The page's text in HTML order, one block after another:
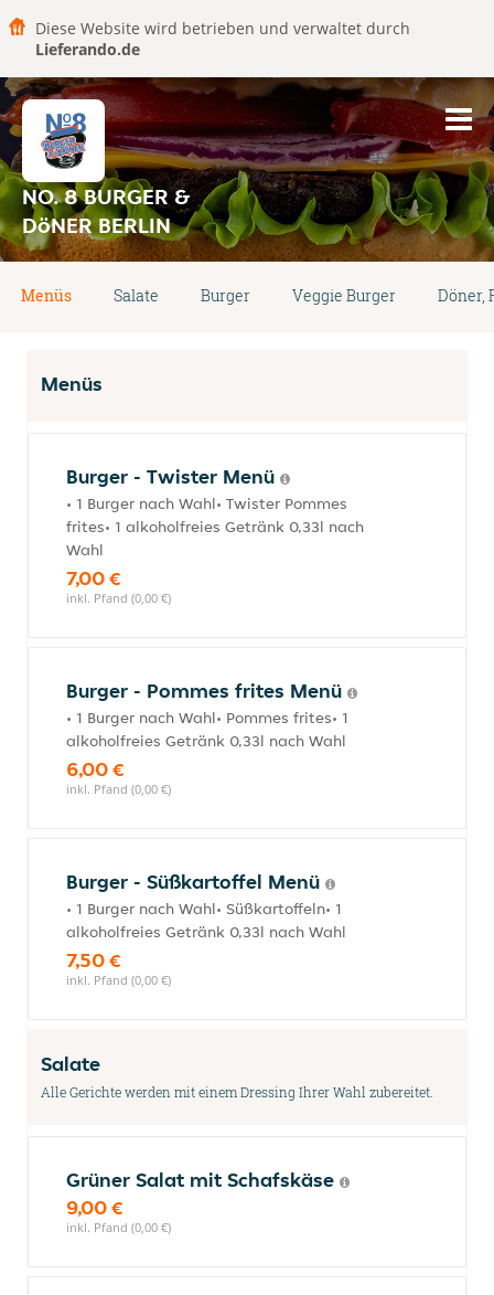
Diese Website wird betrieben und verwaltet durch
Lieferando.de
NO. 8 BURGER &
DöNER BERLIN
Menüs Salate Burger Veggie Burger Döner,
Menüs
Burger - Twister Menü
• 1 Burger nach Wahl• Twister Pommes
frites• 1 alkoholfreies Getränk 0,33l nach
Wahl
7,00 €
inkl. Pfand (0,00 €)
Burger - Pommes frites Menü
• 1 Burger nach Wahl• Pommes frites• 1
alkoholfreies Getränk 0,33l nach Wahl
6,00 €
inkl. Pfand (0,00 €)
Burger - Süßkartoffel Menü
• 1 Burger nach Wahl• Süßkartoffeln• 1
alkoholfreies Getränk 0,33l nach Wahl
7,50 €
inkl. Pfand (0,00 €)
Salate
Alle Gerichte werden mit einem Dressing Ihrer Wahl zubereitet.
Grüner Salat mit Schafskäse
9,00 €
inkl. Pfand (0,00 €)